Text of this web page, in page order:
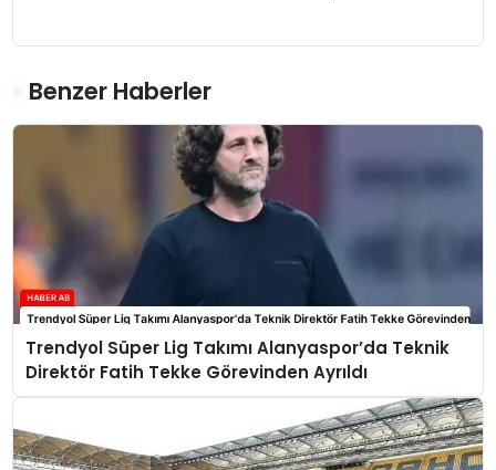
Benzer Haberler
Trendyol Süper Lig Takımı Alanyaspor’da Teknik
Direktör Fatih Tekke Görevinden Ayrıldı